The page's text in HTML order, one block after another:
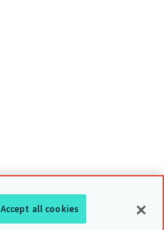
Accept all cookies